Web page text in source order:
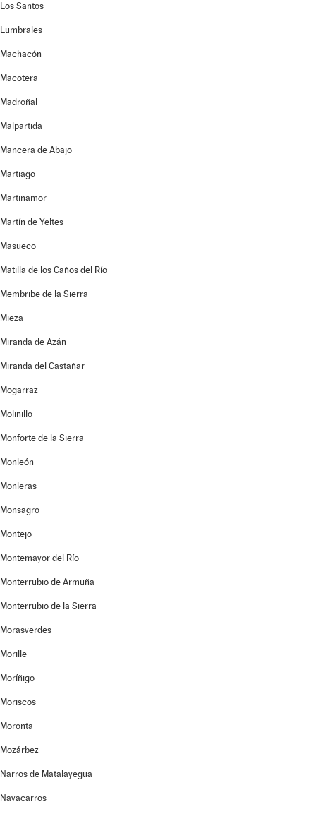
Los Santos
Lumbrales
Machacón
Macotera
Madroñal
Malpartida
Mancera de Abajo
Martiago
Martinamor
Martín de Yeltes
Masueco
Matilla de los Caños del Río
Membribe de la Sierra
Mieza
Miranda de Azán
Miranda del Castañar
Mogarraz
Molinillo
Monforte de la Sierra
Monleón
Monleras
Monsagro
Montejo
Montemayor del Río
Monterrubio de Armuña
Monterrubio de la Sierra
Morasverdes
Morille
Moríñigo
Moriscos
Moronta
Mozárbez
Narros de Matalayegua
Navacarros